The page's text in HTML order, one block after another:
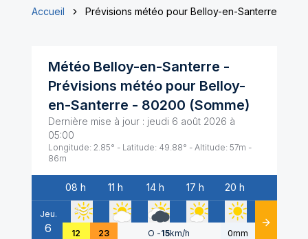
Accueil Prévisions météo pour Belloy-en-Santerre
Météo Belloy-en-Santerre -
Prévisions météo pour Belloy-
en-Santerre - 80200 (Somme)
Dernière mise à jour : jeudi 6 août 2026 à
05:00
Longitude: 2.85° - Latitude: 49.88° - Altitude: 57m -
86m
Date
08 h 11 h 14 h 17 h 20 h
Jeu.
6 12 23 O -15km/h 0mm Détails